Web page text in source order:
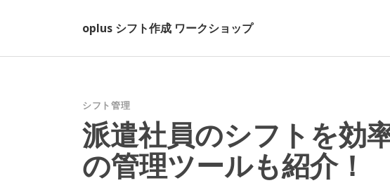
oplus シフト作成 ワークショップ
シフト管理
派遣社員のシフトを効
の管理ツールも紹介！